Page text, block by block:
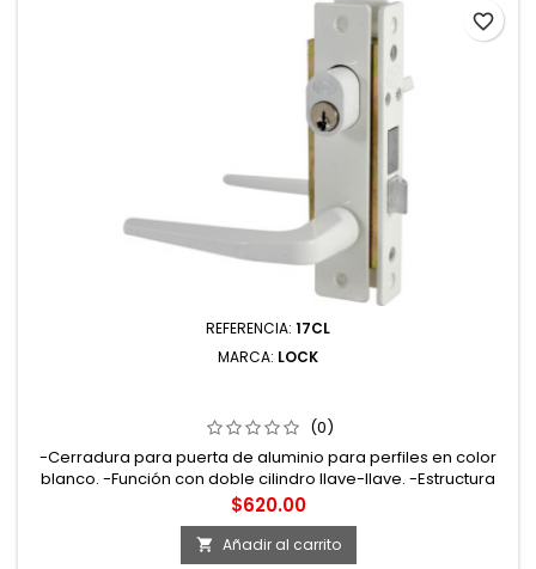
REFERENCIA: 17CL
MARCA: LOCK
(0)
-Cerradura para puerta de aluminio para perfiles en color
blanco. -Función con doble cilindro llave-llave. -Estructura
interior metálica con tratamiento de tropicalizado que
proporciona una mayor resistencia a la oxidación.
Precio
$620.00
 Añadir al carrito
favorite_border